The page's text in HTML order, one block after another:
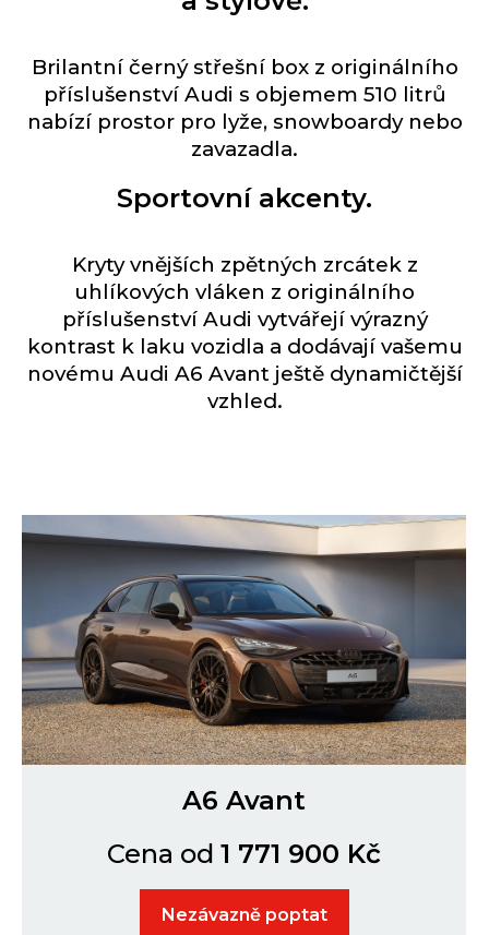
Brilantní černý střešní box z originálního
příslušenství Audi s objemem 510 litrů
nabízí prostor pro lyže, snowboardy nebo
zavazadla.
Sportovní akcenty.
Kryty vnějších zpětných zrcátek z
uhlíkových vláken z originálního
příslušenství Audi vytvářejí výrazný
kontrast k laku vozidla a dodávají vašemu
novému Audi A6 Avant ještě dynamičtější
vzhled.
A6 Avant
Cena od 1 771 900 Kč
Nezávazně poptat